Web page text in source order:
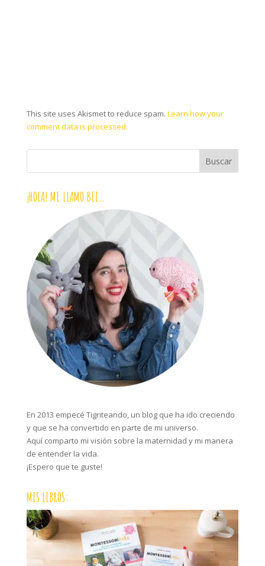
This site uses Akismet to reduce spam. Learn how your
comment data is processed.
¡HOLA! ME LLAMO BEI…
En 2013 empecé Tigriteando, un blog que ha ido creciendo
y que se ha convertido en parte de mi universo.
Aquí comparto mi visión sobre la maternidad y mi manera
de entender la vida.
¡Espero que te guste!
MIS LIBROS: